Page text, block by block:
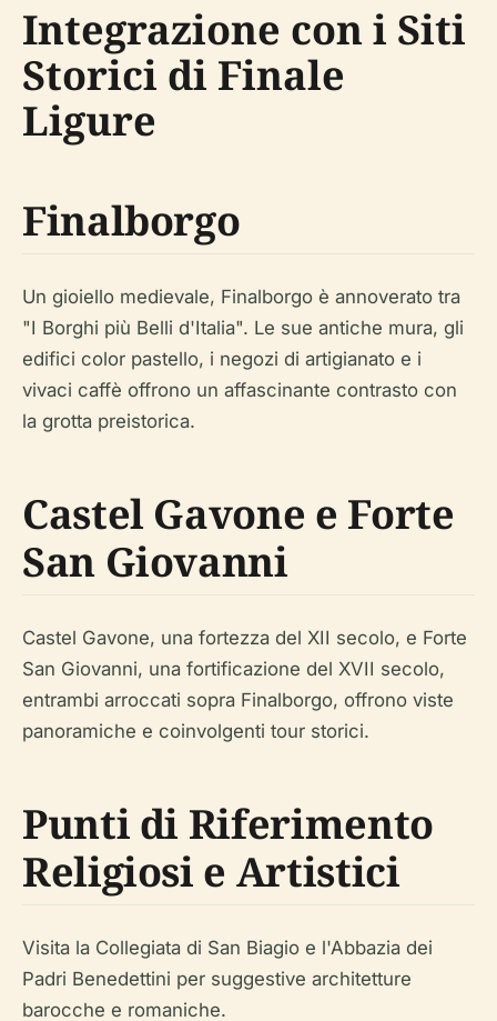
Integrazione con i Siti
Storici di Finale
Ligure
Finalborgo
Un gioiello medievale, Finalborgo è annoverato tra
"I Borghi più Belli d'Italia". Le sue antiche mura, gli
edifici color pastello, i negozi di artigianato e i
vivaci caffè offrono un affascinante contrasto con
la grotta preistorica.
Castel Gavone e Forte
San Giovanni
Castel Gavone, una fortezza del XII secolo, e Forte
San Giovanni, una fortificazione del XVII secolo,
entrambi arroccati sopra Finalborgo, offrono viste
panoramiche e coinvolgenti tour storici.
Punti di Riferimento
Religiosi e Artistici
Visita la Collegiata di San Biagio e l'Abbazia dei
Padri Benedettini per suggestive architetture
barocche e romaniche.